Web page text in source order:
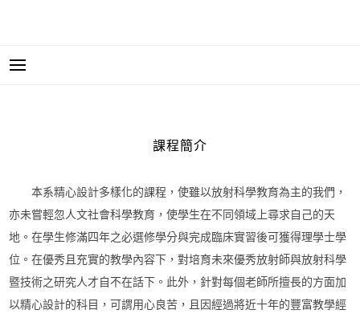
課程簡介
本系精心設計多樣化的課程，使雖以放射科學教育為主的我們，
亦未嘗輕忽人文社會科學教育，使學生在不同領域上尋求自己的天
地。在學生修滿四年之必選修學分與完成臨床實習後可獲得理學士學
位。在優秀且充實的教學內容下，對培育未來優秀放射師與放射科學
暨技術之研究人才自不在話下。此外，針對每個老師所擅長的方面加
以精心設計的科目，可謂用心良苦，且因經過將近十年的豐富教學經